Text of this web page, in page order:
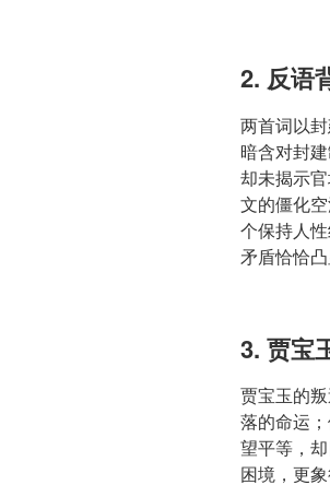
2. 反语
两首词以
暗含对封
却未揭示
文的僵化
个保持人
矛盾恰恰凸
3. 贾宝
贾宝玉的
落的命运
望平等，
困境，更